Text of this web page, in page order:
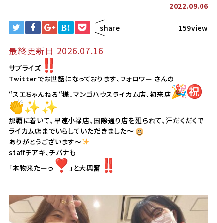
2022.09.06
B! share 159view
最終更新日 2026.07.16
サプライズ
Twitterでお世話になっております、フォロワー さんの
“スエちゃんねる“様、マンゴハウスライカム店、初来店
那覇に着いて、早速小禄店、 国際通り店を廻られて、汗だくだくで
ライカム店までいらしていただきました〜
ありがとうございます～
staffチアキ、チバナも
「本物来たーっ
」と大興奮